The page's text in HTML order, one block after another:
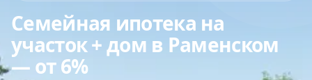
Семейная ипотека на
участок + дом в Раменском
— от 6%